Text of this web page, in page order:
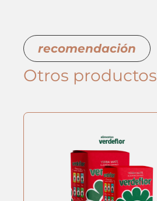
recomendación
Otros productos